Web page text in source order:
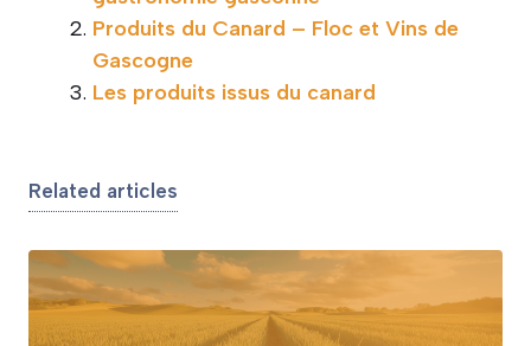
Produits du Canard – Floc et Vins de
Gascogne
Les produits issus du canard
Related articles